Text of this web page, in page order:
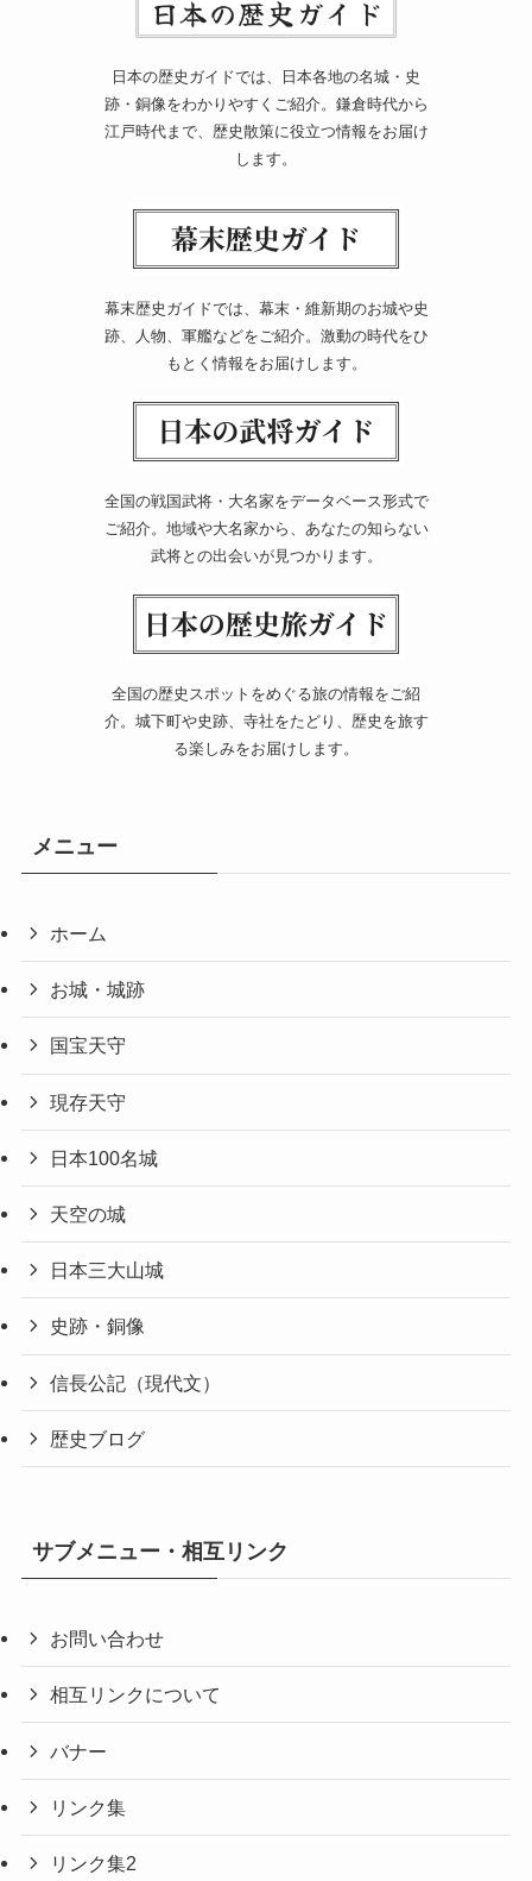
日本の歴史ガイドでは、日本各地の名城・史
跡・銅像をわかりやすくご紹介。鎌倉時代から
江戸時代まで、歴史散策に役立つ情報をお届け
します。
幕末歴史ガイドでは、幕末・維新期のお城や史
跡、人物、軍艦などをご紹介。激動の時代をひ
もとく情報をお届けします。
全国の戦国武将・大名家をデータベース形式で
ご紹介。地域や大名家から、あなたの知らない
武将との出会いが見つかります。
全国の歴史スポットをめぐる旅の情報をご紹
介。城下町や史跡、寺社をたどり、歴史を旅す
る楽しみをお届けします。
メニュー
ホーム
お城・城跡
国宝天守
現存天守
日本100名城
天空の城
日本三大山城
史跡・銅像
信長公記（現代文）
歴史ブログ
サブメニュー・相互リンク
お問い合わせ
相互リンクについて
バナー
リンク集
リンク集2